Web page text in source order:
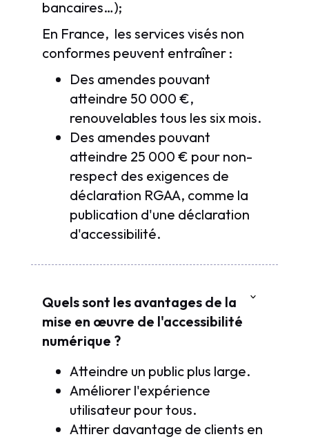
bancaires…);
En France, les services visés non
conformes peuvent entraîner :
Des amendes pouvant
atteindre 50 000 €,
renouvelables tous les six mois.
Des amendes pouvant
atteindre 25 000 € pour non-
respect des exigences de
déclaration RGAA, comme la
publication d'une déclaration
d'accessibilité.
Quels sont les avantages de la
mise en œuvre de l'accessibilité
numérique ?
Atteindre un public plus large.
Améliorer l'expérience
utilisateur pour tous.
Attirer davantage de clients en